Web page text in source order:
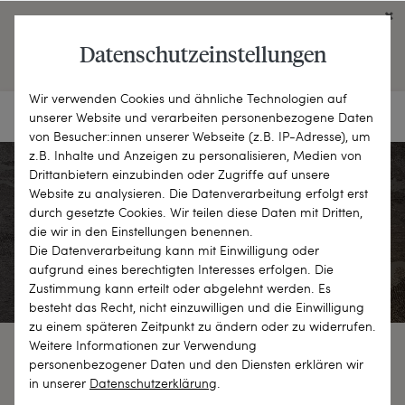
OPEN ENGLISH WEBSITE
Unser Versand
So erhalten Sie Ihre Bestellung
Datenschutzeinstellungen
Wir verwenden Cookies und ähnliche Technologien auf
unserer Website und verarbeiten personenbezogene Daten
von Besucher:innen unserer Webseite (z.B. IP-Adresse), um
z.B. Inhalte und Anzeigen zu personalisieren, Medien von
Drittanbietern einzubinden oder Zugriffe auf unsere
Website zu analysieren. Die Datenverarbeitung erfolgt erst
durch gesetzte Cookies. Wir teilen diese Daten mit Dritten,
die wir in den Einstellungen benennen.
Die Datenverarbeitung kann mit Einwilligung oder
aufgrund eines berechtigten Interesses erfolgen. Die
Zustimmung kann erteilt oder abgelehnt werden. Es
besteht das Recht, nicht einzuwilligen und die Einwilligung
zu einem späteren Zeitpunkt zu ändern oder zu widerrufen.
Weitere Informationen zur Verwendung
personenbezogener Daten und den Diensten erklären wir
in unserer Daten­schutz­erklärung.